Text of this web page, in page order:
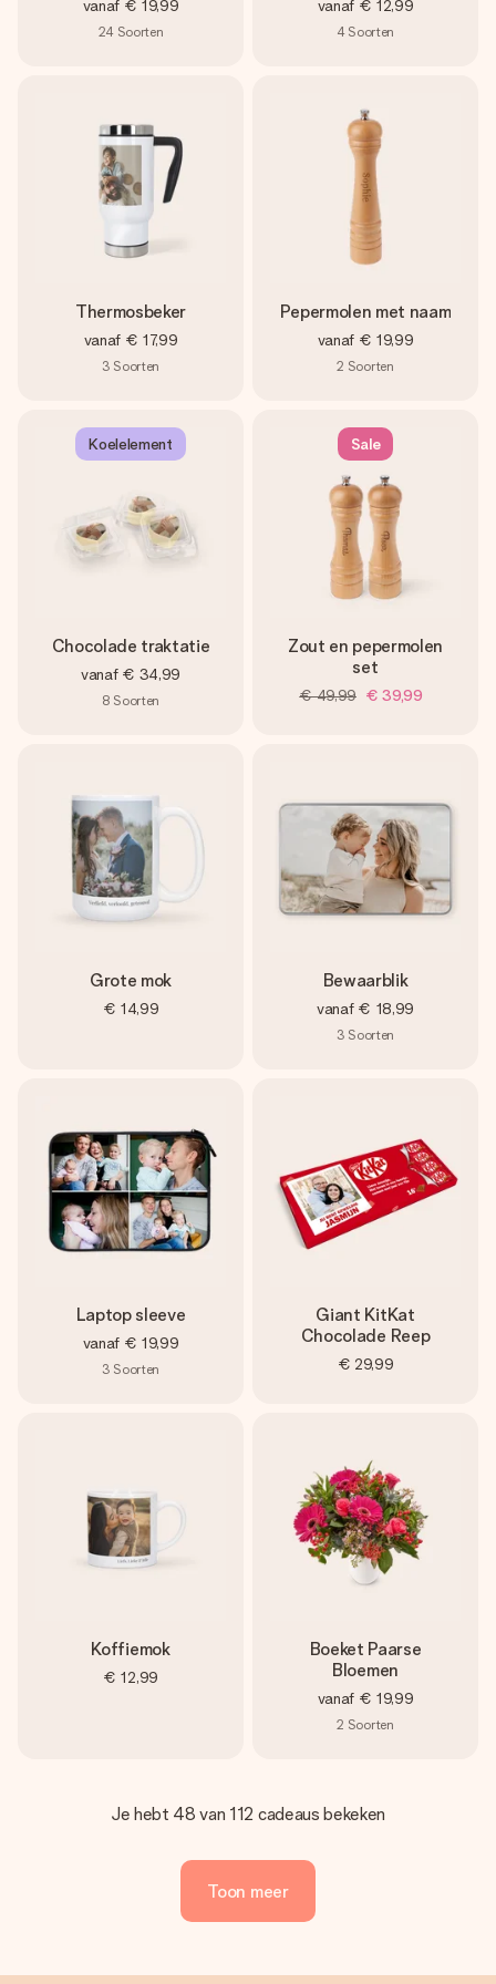
vanaf € 19,99
24 Soorten
vanaf € 12,99
4 Soorten
Thermosbeker
vanaf € 17,99
3 Soorten
Pepermolen met naam
vanaf € 19,99
2 Soorten
Koelelement
Chocolade traktatie
vanaf € 34,99
8 Soorten
Sale
Zout en pepermolen
set
€ 49,99 € 39,99
Grote mok
€ 14,99
Bewaarblik
vanaf € 18,99
3 Soorten
Laptop sleeve
vanaf € 19,99
3 Soorten
Giant KitKat
Chocolade Reep
€ 29,99
Koffiemok
€ 12,99
Boeket Paarse
Bloemen
vanaf € 19,99
2 Soorten
Je hebt 48 van 112 cadeaus bekeken
Toon meer